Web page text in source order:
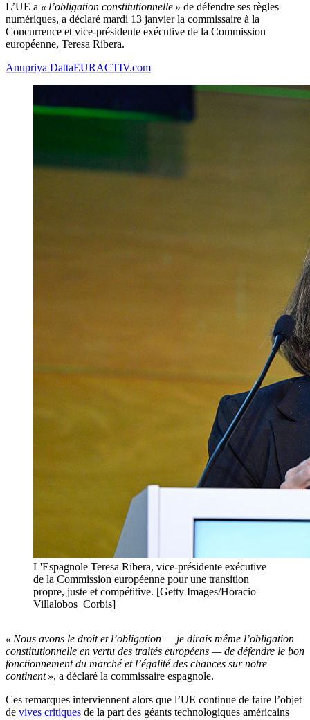
L’UE a « l’obligation constitutionnelle » de défendre ses règles
numériques, a déclaré mardi 13 janvier la commissaire à la
Concurrence et vice-présidente exécutive de la Commission
européenne, Teresa Ribera.
Anupriya DattaEURACTIV.com
L'Espagnole Teresa Ribera, vice-présidente exécutive
de la Commission européenne pour une transition
propre, juste et compétitive. [Getty Images/Horacio
Villalobos_Corbis]
« Nous avons le droit et l’obligation — je dirais même l’obligation
constitutionnelle en vertu des traités européens — de défendre le bon
fonctionnement du marché et l’égalité des chances sur notre
continent », a déclaré la commissaire espagnole.
Ces remarques interviennent alors que l’UE continue de faire l’objet
de vives critiques de la part des géants technologiques américains